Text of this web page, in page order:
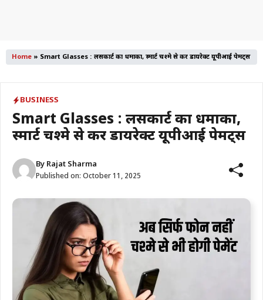
Home » Smart Glasses : लेंसकार्ट का धमाका, स्मार्ट चश्मे से करें डायरेक्ट यूपीआई पेमेंट्स
BUSINESS
Smart Glasses : लेंसकार्ट का धमाका,
स्मार्ट चश्मे से करें डायरेक्ट यूपीआई पेमेंट्स
By Rajat Sharma
Published on: October 11, 2025